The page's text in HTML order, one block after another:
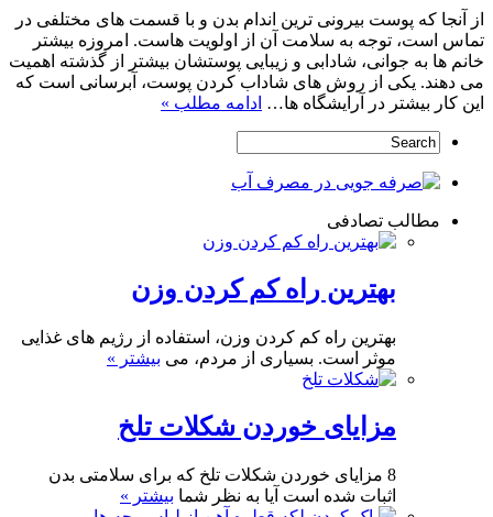
از آنجا که پوست بیرونی ترین اندام بدن و با قسمت های مختلفی در
تماس است، توجه به سلامت آن از اولویت هاست. امروزه بیشتر
خانم ها به جوانی، شادابی و زیبایی پوستشان بیشتر از گذشته اهمیت
می دهند. یکی از روش های شاداب کردن پوست، آبرسانی است که
این کار بیشتر در آرایشگاه ها… ادامه مطلب »
مطالب تصادفی
بهترین راه کم کردن وزن
بهترین راه کم کردن وزن، استفاده از رژیم های غذایی
موثر است. بسیاری از مردم، می بیشتر »
مزایای خوردن شکلات تلخ
8 مزایای خوردن شکلات تلخ که برای سلامتی بدن
اثبات شده است آیا به نظر شما بیشتر »